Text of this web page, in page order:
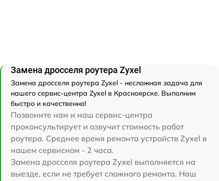
Замена дросселя роутера Zyxel
Замена дросселя роутера Zyxel - несложная задача для
нашего сервис-центра Zyxel в Красноярске. Выполним
быстро и качественно!
Позвоните нам и наш сервис-центра
проконсультирует и озвучит стоимость работ
роутера. Среднее время ремонта устройств Zyxel в
нашем сервисном - 2 часа.
Замена дросселя роутера Zyxel выполняется на
выезде, если не требует сложного ремонта. Наш